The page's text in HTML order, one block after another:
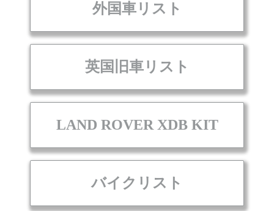
外国車リスト
英国旧車リスト
LAND ROVER XDB KIT
バイクリスト